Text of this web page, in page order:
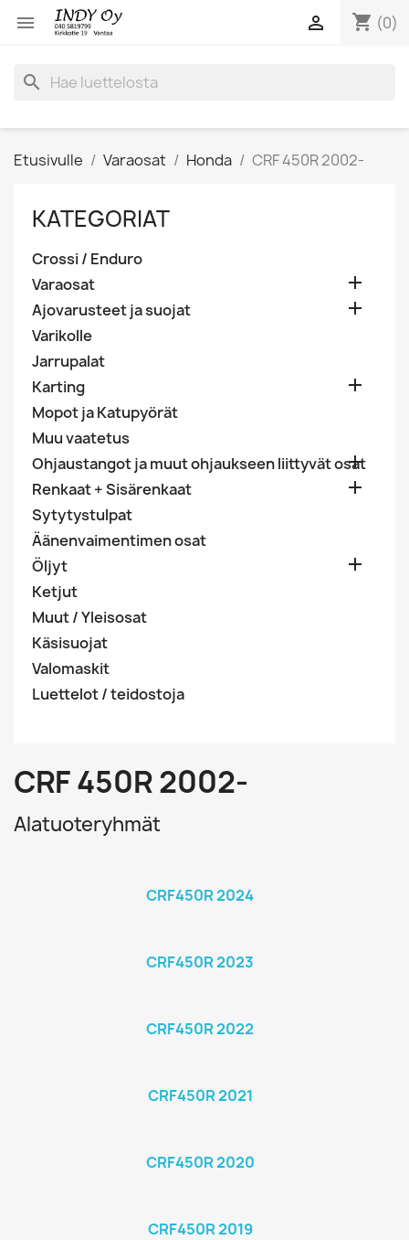
 shopping_cart (0)

search
Etusivulle Varaosat Honda CRF 450R 2002-
KATEGORIAT
Crossi / Enduro
Varaosat

Ajovarusteet ja suojat 
Varikolle
Jarrupalat
Karting

Mopot ja Katupyörät
Muu vaatetus
Ohjaustangot ja muut ohjaukseen liittyvät osat

Renkaat + Sisärenkaat 
Sytytystulpat
Äänenvaimentimen osat
Öljyt

Ketjut
Muut / Yleisosat
Käsisuojat
Valomaskit
Luettelot / teidostoja
CRF 450R 2002-
Alatuoteryhmät
CRF450R 2024
CRF450R 2023
CRF450R 2022
CRF450R 2021
CRF450R 2020
CRF450R 2019